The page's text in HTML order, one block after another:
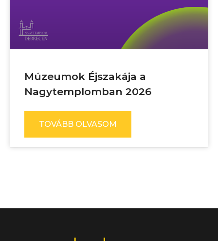
Múzeumok Éjszakája a
Nagytemplomban 2026
TOVÁBB OLVASOM